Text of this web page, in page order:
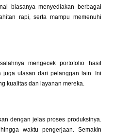
biasanya menyediakan berbagai
rapi, serta mampu memenuhi
mengecek portofolio hasil
juga ulasan dari pelanggan lain. Ini
kualitas dan layanan mereka.
dengan jelas proses produksinya.
waktu pengerjaan. Semakin